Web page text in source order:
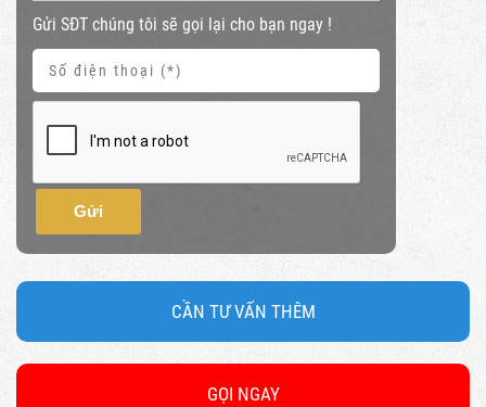
Gửi SĐT chúng tôi sẽ gọi lại cho bạn ngay !
Gửi
CẦN TƯ VẤN THÊM
GỌI NGAY